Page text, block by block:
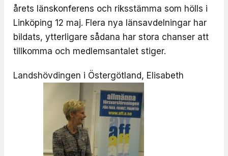
årets länskonferens och riksstämma som hölls i
Linköping 12 maj. Flera nya länsavdelningar har
bildats, ytterligare sådana har stora chanser att
tillkomma och medlemsantalet stiger.
Landshövdingen i Östergötland, Elisabeth